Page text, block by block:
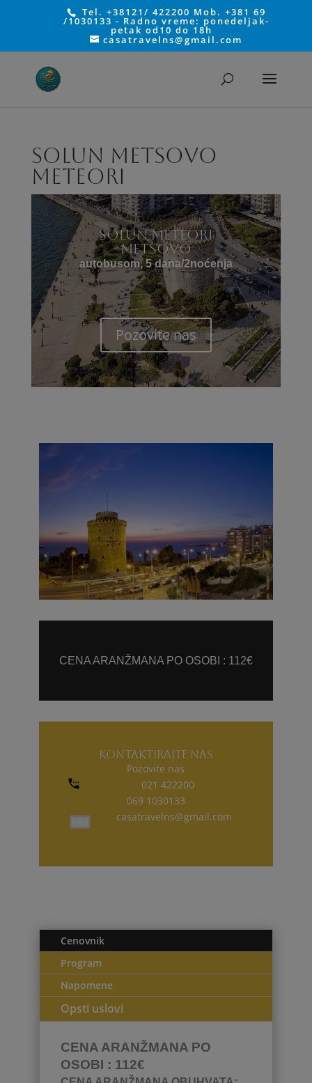
Tel. +38121/ 422200 Mob. +381 69
/1030133 - Radno vreme: ponedeljak-
petak od10 do 18h
casatravelns@gmail.com
SOLUN METSOVO
METEORI
Solun Meteori
Metsovo
autobusom, 5 dana/2noćenja
Pozovite nas
CENA ARANŽMANA PO OSOBI : 112€
KONTAKTIRAJTE NAS
Pozovite nas
021 422200
069 1030133
casatravelns@gmail.com
Cenovnik
Program
Napomene
Opsti uslovi
CENA ARANŽMANA PO
OSOBI : 112€